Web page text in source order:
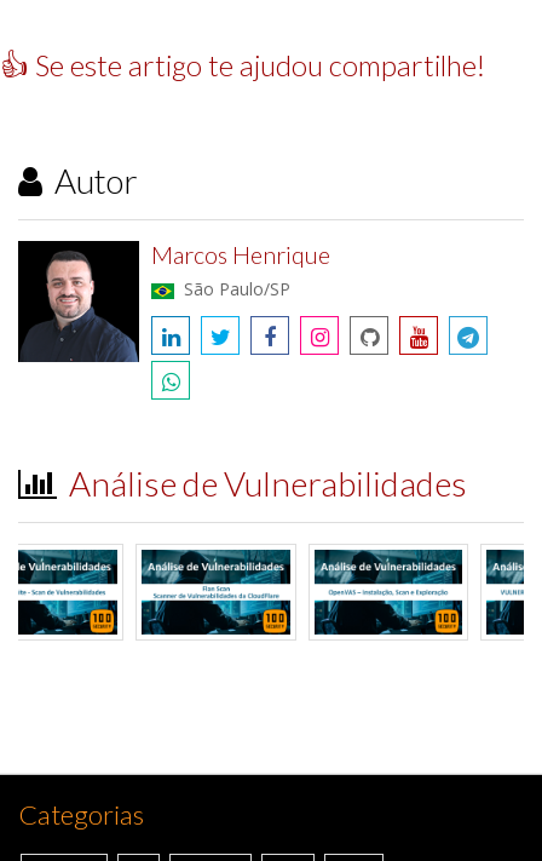
👍 Se este artigo te ajudou compartilhe!
Autor
Marcos Henrique
São Paulo/SP
Análise de Vulnerabilidades
Categorias